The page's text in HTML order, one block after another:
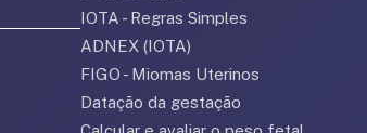
IOTA - Regras Simples
ADNEX (IOTA)
FIGO - Miomas Uterinos
Datação da gestação